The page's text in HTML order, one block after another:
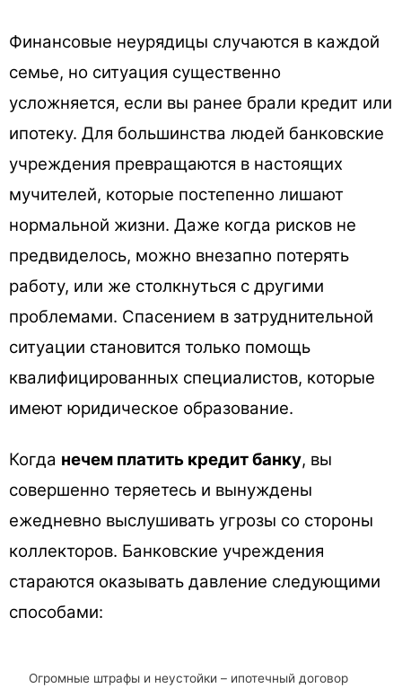
Финансовые неурядицы случаются в каждой
семье, но ситуация существенно
усложняется, если вы ранее брали кредит или
ипотеку. Для большинства людей банковские
учреждения превращаются в настоящих
мучителей, которые постепенно лишают
нормальной жизни. Даже когда рисков не
предвиделось, можно внезапно потерять
работу, или же столкнуться с другими
проблемами. Спасением в затруднительной
ситуации становится только помощь
квалифицированных специалистов, которые
имеют юридическое образование.
Когда нечем платить кредит банку, вы
совершенно теряетесь и вынуждены
ежедневно выслушивать угрозы со стороны
коллекторов. Банковские учреждения
стараются оказывать давление следующими
способами:
Огромные штрафы и неустойки – ипотечный договор